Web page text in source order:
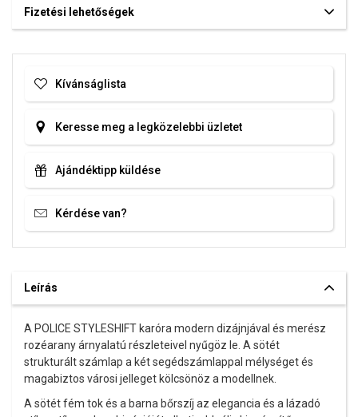
A SOFIA a POLICE hivatalos forgalmazója. Biztos lehet benne,
Fizetési lehetőségek
Kívánságlista
Keresse meg a legközelebbi üzletet
Ajándéktipp küldése
Kérdése van?
Leírás
A POLICE STYLESHIFT karóra modern dizájnjával és merész
rozéarany árnyalatú részleteivel nyűgöz le. A sötét
strukturált számlap a két segédszámlappal mélységet és
magabiztos városi jelleget kölcsönöz a modellnek.
A sötét fém tok és a barna bőrszíj az elegancia és a lázadó